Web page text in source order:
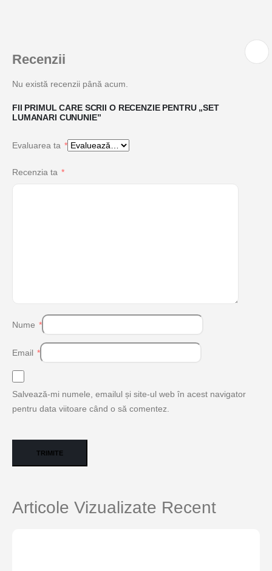
Recenzii
Nu există recenzii până acum.
FII PRIMUL CARE SCRII O RECENZIE PENTRU „SET
LUMANARI CUNUNIE”
Evaluarea ta *
Recenzia ta *
Nume *
Email *
Salvează-mi numele, emailul și site-ul web în acest navigator
pentru data viitoare când o să comentez.
Articole Vizualizate Recent